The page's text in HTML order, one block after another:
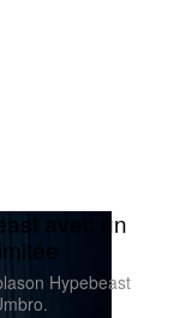
avec un
Hypebeast